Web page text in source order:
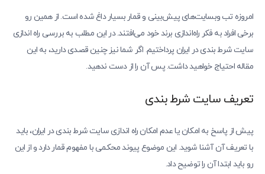
امروزه تب وبسایت‌های پیش‌بینی و قمار بسیار داغ شده است. از همین رو
برخی افراد به فکر راه‌اندازی برند خود می‌افتند. در این مطلب به بررسی راه اندازی
سایت شرط بندی در ایران پرداختیم. اگر شما نیز چنین قصدی دارید، به این
مقاله‌ احتیاج خواهید داشت. پس آن را از دست ندهید.
تعریف سایت شرط بندی
پیش از پاسخ به امکان یا عدم امکان راه اندازی سایت شرط بندی در ایران، باید
با تعریف آن آشنا شوید. این موضوع پیوند محکمی با مفهوم قمار دارد و از این
رو باید ابتدا آن را توضیح داد.